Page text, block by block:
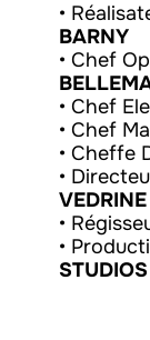
•
BARNY
• Chef
• Chef
• Chef
• Cheffe
•
VEDRINE
•
•
STUDIOS